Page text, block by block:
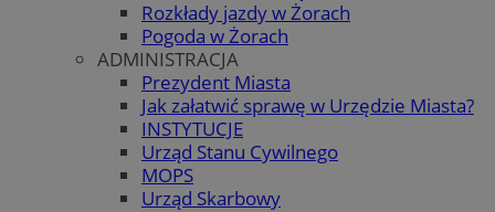
Rozkłady jazdy w Żorach
Pogoda w Żorach
ADMINISTRACJA
Prezydent Miasta
Jak załatwić sprawę w Urzędzie Miasta?
INSTYTUCJE
Urząd Stanu Cywilnego
MOPS
Urząd Skarbowy